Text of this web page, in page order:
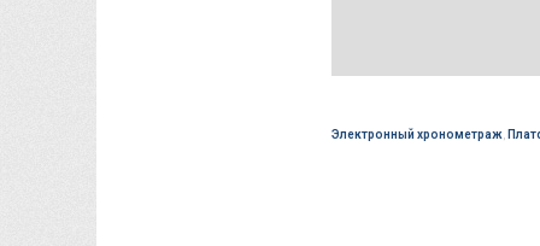
Электронный хронометраж